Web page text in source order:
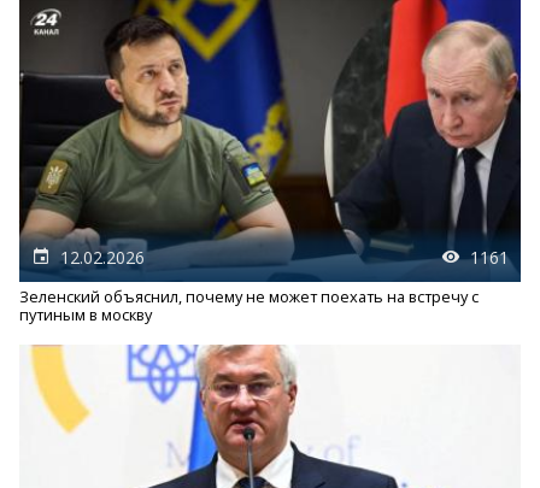
12.02.2026 1161
Зеленский объяснил, почему не может поехать на встречу с
путиным в москву